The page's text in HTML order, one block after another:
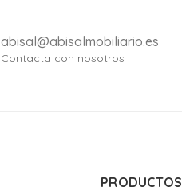
abisal@abisalmobiliario.es
Contacta con nosotros
PRODUCTOS